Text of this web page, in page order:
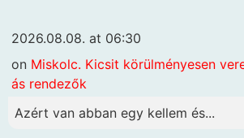
2026.08.08. at 06:30
on Miskolc. Kicsit körülményesen
ás rendezők
Azért van abban egy kellem és...